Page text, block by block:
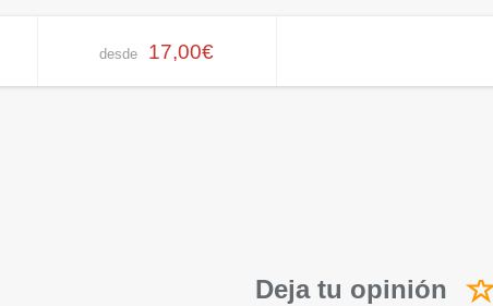
desde 17,00€
Deja tu opinión